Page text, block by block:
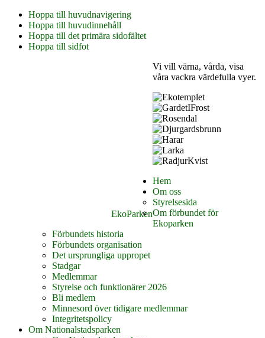
Hoppa till huvudnavigering
Hoppa till huvudinnehåll
Hoppa till det primära sidofältet
Hoppa till sidfot
EkoParken
Vi vill värna, vårda, visa
våra vackra värdefulla vyer.
Hem
Om oss
Styrelsesida
Om förbundet för
Ekoparken
Förbundets historia
Förbundets organisation
Det ursprungliga uppropet
Stadgar
Medlemmar
Styrelse och funktionärer 2026
Bli medlem
Minnesord över tidigare medlemmar
Integritetspolicy
Om Nationalstadsparken